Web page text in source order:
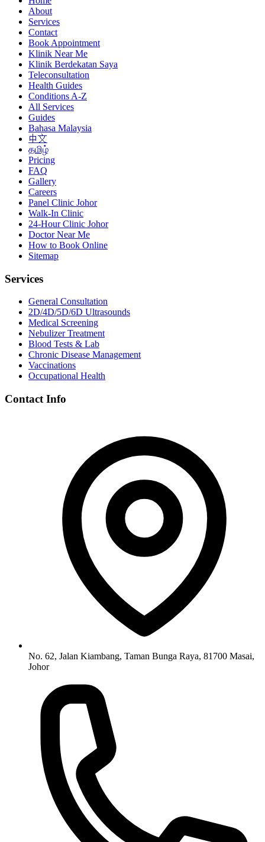
About
Services
Contact
Book Appointment
Klinik Near Me
Klinik Berdekatan Saya
Teleconsultation
Health Guides
Conditions A-Z
All Services
Guides
Bahasa Malaysia
中文
தமிழ்
Pricing
FAQ
Gallery
Careers
Panel Clinic Johor
Walk-In Clinic
24-Hour Clinic Johor
Doctor Near Me
How to Book Online
Sitemap
Services
General Consultation
2D/4D/5D/6D Ultrasounds
Medical Screening
Nebulizer Treatment
Blood Tests & Lab
Chronic Disease Management
Vaccinations
Occupational Health
Contact Info
No. 62, Jalan Kiambang, Taman Bunga Raya, 81700 Masai,
Johor